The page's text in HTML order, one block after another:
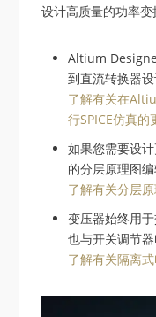
设计高质量的功率变
Altium
到直流转换器设
了解有关在
行SPICE仿真的
如果您需要设
的分层原理图
了解有关分层原
变压器始终用
也与开关调节
了解有关隔离